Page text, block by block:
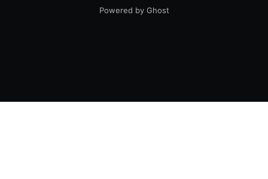
Powered by Ghost